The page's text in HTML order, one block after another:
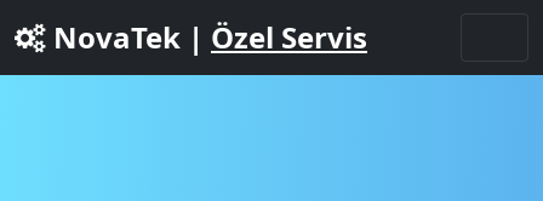
NovaTek | Özel Servis